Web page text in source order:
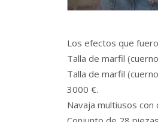
Los efectos que
Talla de marfil
Talla de marfil
3000 €.
Navaja multiusos con